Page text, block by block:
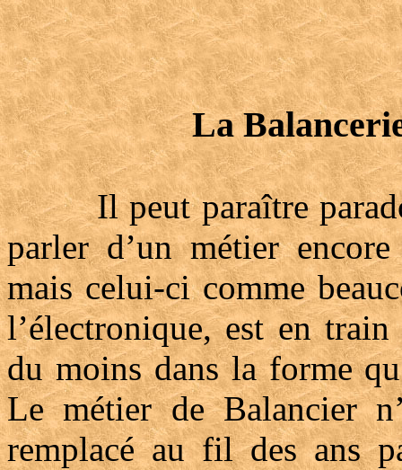
La
Il peut paraître
parler d’un métier
mais celui-ci comme
l’électronique, est en
du moins dans la forme
Le métier de Balancier
remplacé au fil des ans